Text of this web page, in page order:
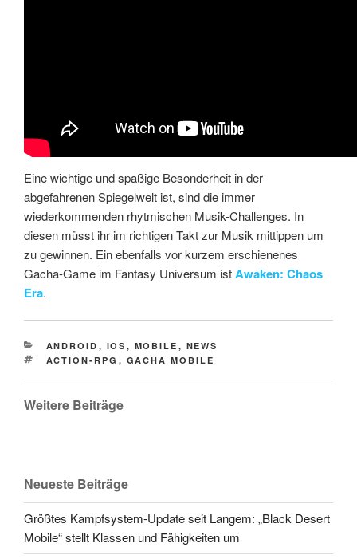
Eine wichtige und spaßige Besonderheit in der
abgefahrenen Spiegelwelt ist, sind die immer
wiederkommenden rhytmischen Musik-Challenges. In
diesen müsst ihr im richtigen Takt zur Musik mittippen um
zu gewinnen. Ein ebenfalls vor kurzem erschienenes
Gacha-Game im Fantasy Universum istAwaken: Chaos
Era.
CATEGORIES
ANDROID , IOS , MOBILE , NEWS
TAGS
ACTION-RPG , GACHA MOBILE
Weitere Beiträge
Neueste Beiträge
Größtes Kampfsystem-Update seit Langem: „Black Desert
Mobile“ stellt Klassen und Fähigkeiten um